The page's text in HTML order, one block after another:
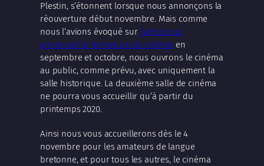
Plestin, s’étonnent lorsque nous annonçons la
réouverture début novembre. Mais comme
nous l’avions évoqué sur l’article qui
annonçait la fermeture du cinéma en
septembre et octobre, nous ouvrons le cinéma
au public, comme prévu, avec uniquement la
salle historique. La deuxième salle de cinéma
ne pourra vous accueillir qu’à partir du
printemps 2020.
Ainsi nous vous accueillerons dès le 4
novembre pour les amateurs de langue
bretonne, et pour tous les autres, le cinéma